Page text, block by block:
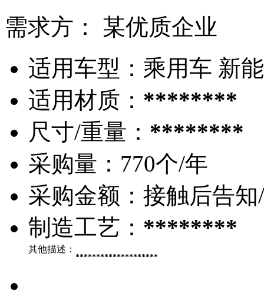
需求方：
某优质企业
适用车型： 乘用车 新
适用材质： ********
尺寸/重量： ********
采购量： 770个/年
采购金额： 接触后告知
制造工艺： ********
其他描述：
********************